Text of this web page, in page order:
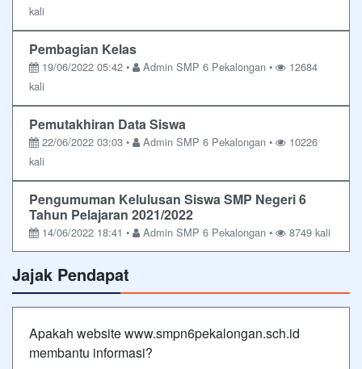
kali
Pembagian Kelas
19/06/2022 05:42 • Admin SMP 6 Pekalongan •
12684
kali
Pemutakhiran Data Siswa
22/06/2022 03:03 • Admin SMP 6 Pekalongan •
10226
kali
Pengumuman Kelulusan Siswa SMP Negeri 6
Tahun Pelajaran 2021/2022
14/06/2022 18:41 • Admin SMP 6 Pekalongan • 8749 kali
Jajak Pendapat
Apakah website www.smpn6pekalongan.sch.id
membantu informasi?